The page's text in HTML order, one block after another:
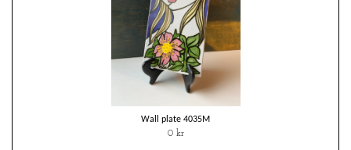
Wall plate 4035M
0 kr